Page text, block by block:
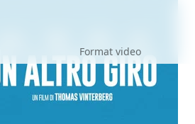
Format video